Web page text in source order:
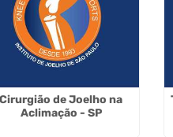
Cirurgião de Joelho na
Aclimação - SP